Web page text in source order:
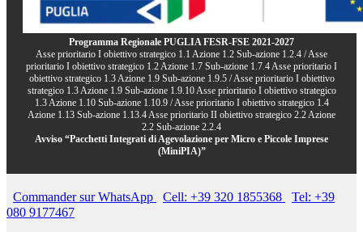
Programma Regionale PUGLIA FESR-FSE 2021-2027
Asse prioritario I obiettivo strategico 1.1 Azione 1.2 Sub-azione 1.2.4 / Asse
prioritario I obiettivo strategico 1.2 Azione 1.7 Sub-azione 1.7.4 Asse prioritario I
obiettivo strategico 1.3 Azione 1.9 Sub-azione 1.9.5 / Asse prioritario I obiettivo
strategico 1.3 Azione 1.9 Sub-azione 1.9.10 Asse prioritario I obiettivo strategico
1.3 Azione 1.10 Sub-azione 1.10.9 / Asse prioritario I obiettivo strategico 1.4
Azione 1.13 Sub-azione 1.13.4 Asse prioritario II obiettivo strategico 2.2 Azione
2.2 Sub-azione 2.2.4
Avviso “Pacchetti Integrati di Agevolazione per Micro e Piccole Imprese
(MiniPIA)”
Commander sur WhatsApp Cell: +39 320 1855368
Tel: +39
080 9177467